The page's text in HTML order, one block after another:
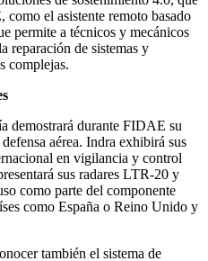
el asistente remoto basado
permite a técnicos y mecánicos
reparación de sistemas y
complejas.
demostrará durante FIDAE su
aérea. Indra exhibirá sus
en vigilancia y control
sus radares LTR-20 y
como parte del componente
como España o Reino Unido y
también el sistema de